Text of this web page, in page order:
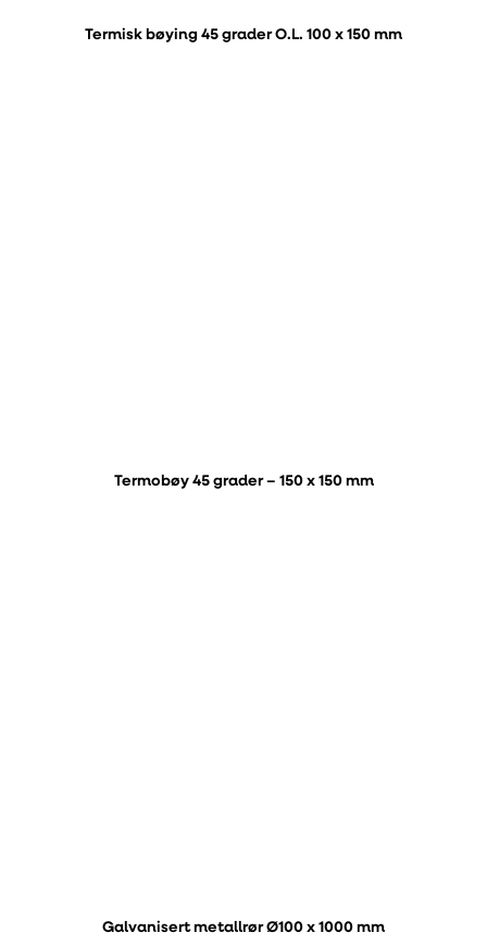
Termisk bøying 45 grader O.L. 100 x 150 mm
Termobøy 45 grader – 150 x 150 mm
Galvanisert metallrør Ø100 x 1000 mm